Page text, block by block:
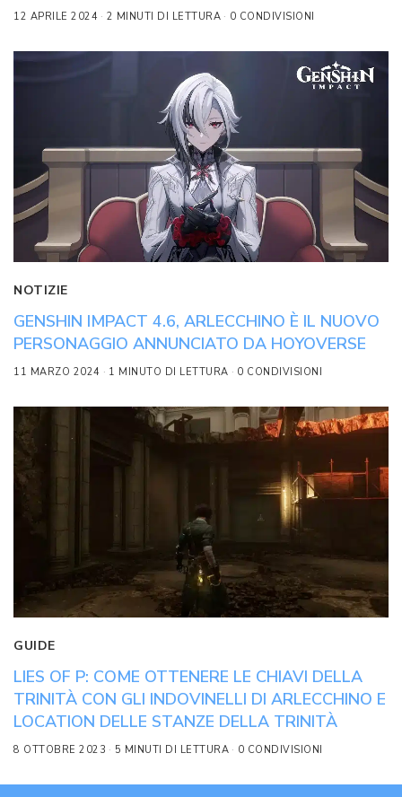
12 APRILE 2024 2 MINUTI DI LETTURA 0 CONDIVISIONI
NOTIZIE
GENSHIN IMPACT 4.6, ARLECCHINO È IL NUOVO
PERSONAGGIO ANNUNCIATO DA HOYOVERSE
11 MARZO 2024 1 MINUTO DI LETTURA 0 CONDIVISIONI
GUIDE
LIES OF P: COME OTTENERE LE CHIAVI DELLA
TRINITÀ CON GLI INDOVINELLI DI ARLECCHINO E
LOCATION DELLE STANZE DELLA TRINITÀ
8 OTTOBRE 2023 5 MINUTI DI LETTURA 0 CONDIVISIONI